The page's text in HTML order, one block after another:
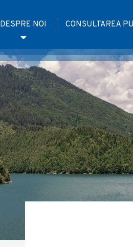
DESPRE NOI CONSULTAREA